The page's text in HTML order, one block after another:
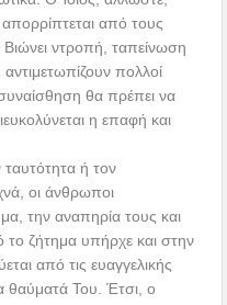
από τους
Βιώνει ντροπή, ταπείνωση
πολλοί
θα πρέπει να
η επαφή και
ταυτότητα ή τον
οι άνθρωποι
την αναπηρία τους και
το ζήτημα υπήρχε και στην
από τις ευαγγελικής
θαύματά Του. Έτσι, ο